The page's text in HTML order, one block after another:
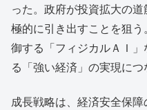
った。政府が投資拡大の
極的に引き出すことを狙
御する「フィジカルＡＩ
る「強い経済」の実現につ
成長戦略は、経済安全保